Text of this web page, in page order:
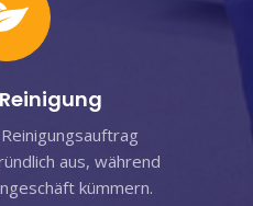
aus, während
kümmern.